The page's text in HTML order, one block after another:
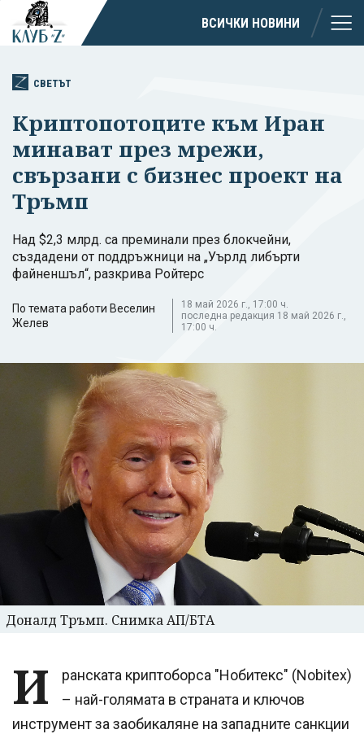
ВСИЧКИ НОВИНИ
СВЕТЪТ
Криптопотоците към Иран
минават през мрежи,
свързани с бизнес проект на
Тръмп
Над $2,3 млрд. са преминали през блокчейни,
създадени от поддръжници на „Уърлд либърти
файненшъл“, разкрива Ройтерс
По темата работи Веселин
Желев
18 май 2026 г., 17:00 ч.
последна редакция 18 май 2026 г.,
17:00 ч.
Доналд Тръмп. Снимка АП/БТА
И
ранската криптоборса "Нобитекс" (Nobitex)
– най-голямата в страната и ключов
инструмент за заобикаляне на западните санкции